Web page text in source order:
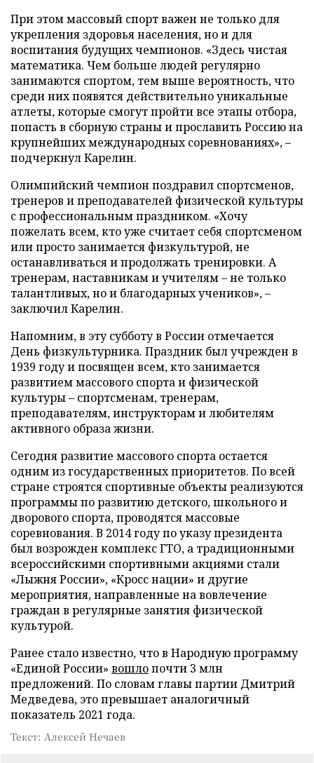
При этом массовый спорт важен не только для
укрепления здоровья населения, но и для
воспитания будущих чемпионов. «Здесь чистая
математика. Чем больше людей регулярно
занимаются спортом, тем выше вероятность, что
среди них появятся действительно уникальные
атлеты, которые смогут пройти все этапы отбора,
попасть в сборную страны и прославить Россию на
крупнейших международных соревнованиях», –
подчеркнул Карелин.
Олимпийский чемпион поздравил спортсменов,
тренеров и преподавателей физической культуры
с профессиональным праздником. «Хочу
пожелать всем, кто уже считает себя спортсменом
или просто занимается физкультурой, не
останавливаться и продолжать тренировки. А
тренерам, наставникам и учителям – не только
талантливых, но и благодарных учеников», –
заключил Карелин.
Напомним, в эту субботу в России отмечается
День физкультурника. Праздник был учрежден в
1939 году и посвящен всем, кто занимается
развитием массового спорта и физической
культуры – спортсменам, тренерам,
преподавателям, инструкторам и любителям
активного образа жизни.
Сегодня развитие массового спорта остается
одним из государственных приоритетов. По всей
стране строятся спортивные объекты реализуются
программы по развитию детского, школьного и
дворового спорта, проводятся массовые
соревнования. В 2014 году по указу президента
был возрожден комплекс ГТО, а традиционными
всероссийскими спортивными акциями стали
«Лыжня России», «Кросс нации» и другие
мероприятия, направленные на вовлечение
граждан в регулярные занятия физической
культурой.
Ранее стало известно, что в Народную программу
«Единой России» вошлопочти 3 млн
предложений. По словам главы партии Дмитрий
Медведева, это превышает аналогичный
показатель 2021 года.
Текст: Алексей Нечаев